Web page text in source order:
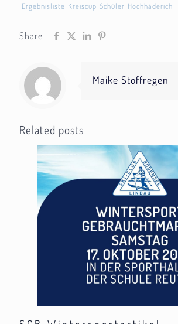
Ergebnisliste_Kreiscup_Schüler_Hochhäderich
Share
Maike Stoffregen
Related posts